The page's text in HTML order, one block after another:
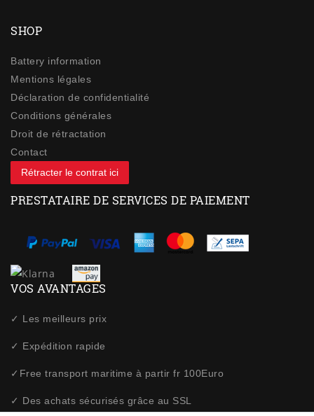
SHOP
Battery information
Mentions légales
Déclaration de confidentialité
Conditions générales
Droit de rétractation
Contact
Rétracter le contrat ici
PRESTATAIRE DE SERVICES DE PAIEMENT
VOS AVANTAGES
✓ Les meilleurs prix
✓ Expédition rapide
✓Free transport maritime à partir fr 100Euro
✓ Des achats sécurisés grâce au SSL